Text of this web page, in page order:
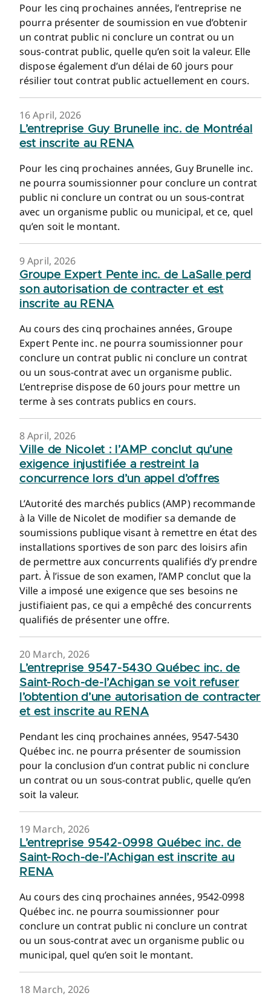
Pour les cinq prochaines années, l’entreprise ne
pourra présenter de soumission en vue d’obtenir
un contrat public ni conclure un contrat ou un
sous-contrat public, quelle qu’en soit la valeur. Elle
dispose également d’un délai de 60 jours pour
résilier tout contrat public actuellement en cours.
16 April, 2026
L’entreprise Guy Brunelle inc. de Montréal
est inscrite au RENA
Pour les cinq prochaines années, Guy Brunelle inc.
ne pourra soumissionner pour conclure un contrat
public ni conclure un contrat ou un sous-contrat
avec un organisme public ou municipal, et ce, quel
qu’en soit le montant.
9 April, 2026
Groupe Expert Pente inc. de LaSalle perd
son autorisation de contracter et est
inscrite au RENA
Au cours des cinq prochaines années, Groupe
Expert Pente inc. ne pourra soumissionner pour
conclure un contrat public ni conclure un contrat
ou un sous-contrat avec un organisme public.
L’entreprise dispose de 60 jours pour mettre un
terme à ses contrats publics en cours.
8 April, 2026
Ville de Nicolet : l’AMP conclut qu’une
exigence injustifiée a restreint la
concurrence lors d’un appel d’offres
L’Autorité des marchés publics (AMP) recommande
à la Ville de Nicolet de modifier sa demande de
soumissions publique visant à remettre en état des
installations sportives de son parc des loisirs afin
de permettre aux concurrents qualifiés d’y prendre
part. À l’issue de son examen, l’AMP conclut que la
Ville a imposé une exigence que ses besoins ne
justifiaient pas, ce qui a empêché des concurrents
qualifiés de présenter une offre.
20 March, 2026
L’entreprise 9547-5430 Québec inc. de
Saint-Roch-de-l’Achigan se voit refuser
l’obtention d’une autorisation de contracter
et est inscrite au RENA
Pendant les cinq prochaines années, 9547-5430
Québec inc. ne pourra présenter de soumission
pour la conclusion d’un contrat public ni conclure
un contrat ou un sous-contrat public, quelle qu’en
soit la valeur.
19 March, 2026
L’entreprise 9542-0998 Québec inc. de
Saint-Roch-de-l’Achigan est inscrite au
RENA
Au cours des cinq prochaines années, 9542-0998
Québec inc. ne pourra soumissionner pour
conclure un contrat public ni conclure un contrat
ou un sous-contrat avec un organisme public ou
municipal, quel qu’en soit le montant.
18 March, 2026